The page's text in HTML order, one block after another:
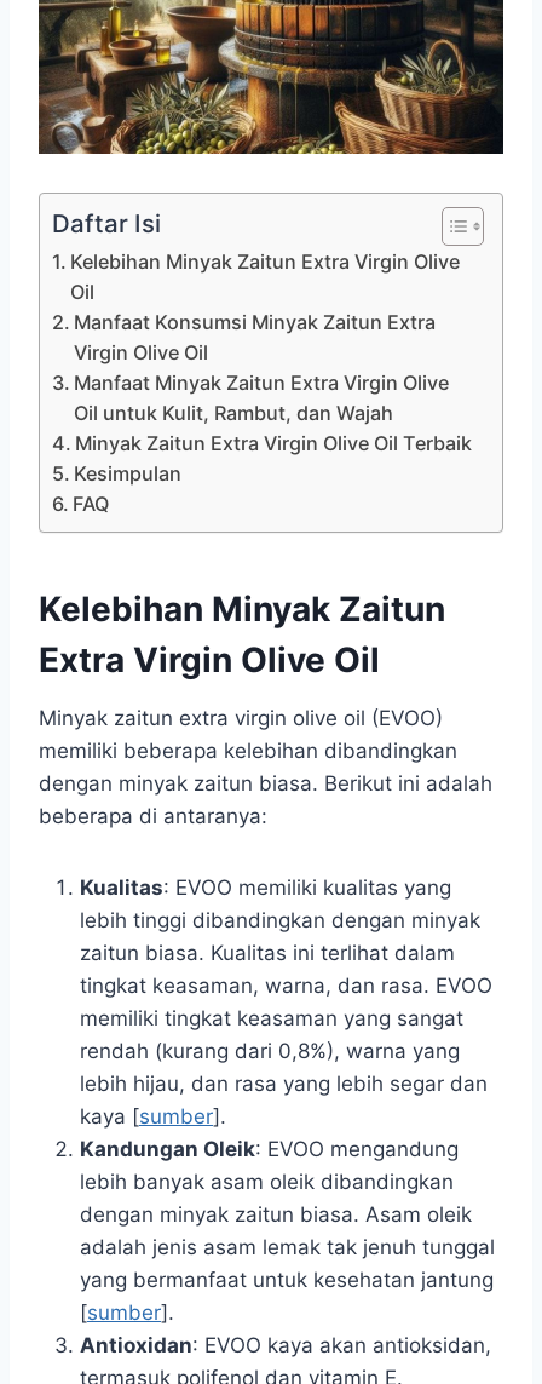
Daftar Isi
Kelebihan Minyak Zaitun Extra Virgin Olive
Oil
Manfaat Konsumsi Minyak Zaitun Extra
Virgin Olive Oil
Manfaat Minyak Zaitun Extra Virgin Olive
Oil untuk Kulit, Rambut, dan Wajah
Minyak Zaitun Extra Virgin Olive Oil Terbaik
Kesimpulan
FAQ
Kelebihan Minyak Zaitun
Extra Virgin Olive Oil
Minyak zaitun extra virgin olive oil (EVOO)
memiliki beberapa kelebihan dibandingkan
dengan minyak zaitun biasa. Berikut ini adalah
beberapa di antaranya:
Kualitas: EVOO memiliki kualitas yang
lebih tinggi dibandingkan dengan minyak
zaitun biasa. Kualitas ini terlihat dalam
tingkat keasaman, warna, dan rasa. EVOO
memiliki tingkat keasaman yang sangat
rendah (kurang dari 0,8%), warna yang
lebih hijau, dan rasa yang lebih segar dan
kaya [sumber].
Kandungan Oleik: EVOO mengandung
lebih banyak asam oleik dibandingkan
dengan minyak zaitun biasa. Asam oleik
adalah jenis asam lemak tak jenuh tunggal
yang bermanfaat untuk kesehatan jantung
[sumber].
Antioxidan: EVOO kaya akan antioksidan,
termasuk polifenol dan vitamin E.